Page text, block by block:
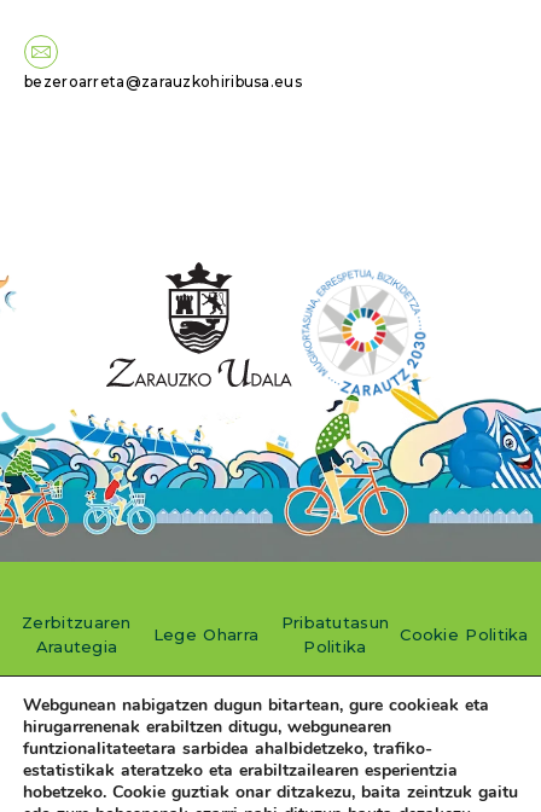
bezeroarreta@zarauzkohiribusa.eus
Zerbitzuaren
Arautegia
Lege Oharra
Pribatutasun
Politika
Cookie Politika
Webgunean nabigatzen dugun bitartean, gure cookieak eta
hirugarrenenak erabiltzen ditugu, webgunearen
funtzionalitateetara sarbidea ahalbidetzeko, trafiko-
estatistikak ateratzeko eta erabiltzailearen esperientzia
hobetzeko. Cookie guztiak onar ditzakezu, baita zeintzuk gaitu